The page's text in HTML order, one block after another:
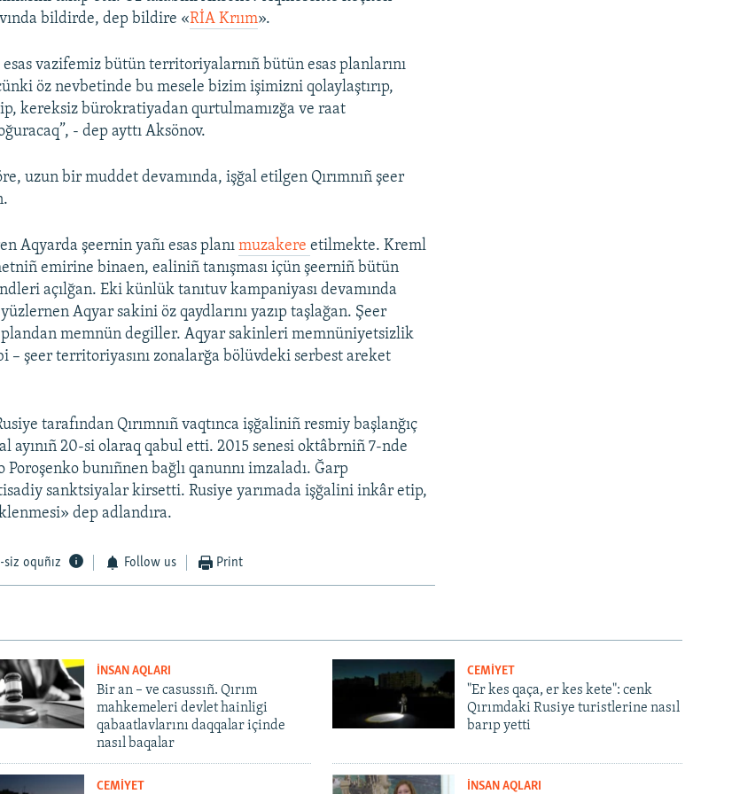
bildirde, dep bildire «​RİA Krıım».
esas vazifemiz bütün territoriyalarnıñ bütün esas planlarını
öz nevbetinde bu mesele bizim işimizni qolaylaştırıp,
kereksiz bürokratiyadan qurtulmamızğa ve raat
- dep ayttı Aksönov.
uzun bir muddet devamında, işğal etilgen Qırımnıñ şeer
Aqyarda şeernin yañı esas planımuzakereetilmekte. Kreml
emirine binaen, ealiniñ tanışması içün şeerniñ bütün
açılğan. Eki künlük tanıtuv kampaniyası devamında
Aqyar sakini öz qaydlarını yazıp taşlağan. Şeer
plandan memnün degiller. Aqyar sakinleri memnüniyetsizlik
– şeer territoriyasını zonalarğa bölüvdeki serbest areket
tarafından Qırımnıñ vaqtınca işğaliniñ resmiy başlanğıç
ayınıñ 20-si olaraq qabul etti. 2015 senesi oktâbrniñ 7-nde
bunıñnen bağlı qanunnı imzaladı. Ğarp
sanktsiyalar kirsetti. Rusiye yarımada işğalini inkâr etip,
dep adlandıra.
siz oquñız Follow us Print
İNSAN AQLARI
Bir an – ve casussıñ. Qırım
mahkemeleri devlet hainligi
qabaatlavlarını daqqalar içinde
nasıl baqalar
CEMİYET
"Er kes qaça, er kes kete": cenk
Qırımdaki Rusiye turistlerine nasıl
barıp yetti
CEMİYET İNSAN AQLARI